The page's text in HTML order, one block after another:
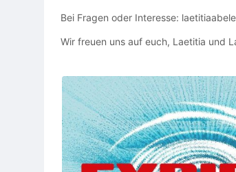
Bei Fragen oder Interesse:
Wir freuen uns auf euch, Laetitia und